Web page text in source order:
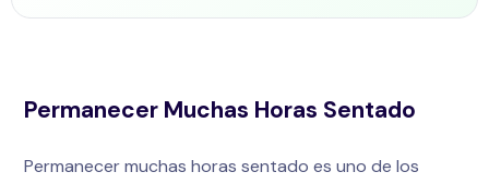
Permanecer Muchas Horas Sentado
Permanecer muchas horas sentado es uno de los